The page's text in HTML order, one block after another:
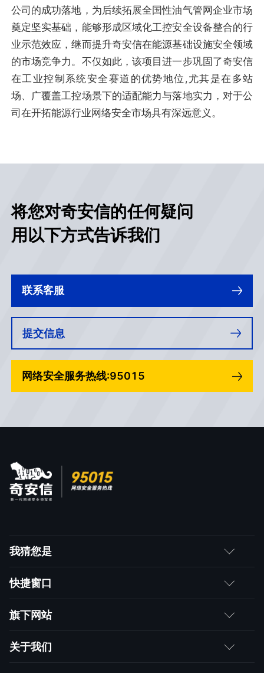
公司的成功落地，为后续拓展全国性油气管网企业市场
奠定坚实基础，能够形成区域化工控安全设备整合的行
业示范效应，继而提升奇安信在能源基础设施安全领域
的市场竞争力。不仅如此，该项目进一步巩固了奇安信
在工业控制系统安全赛道的优势地位,尤其是在多站
场、广覆盖工控场景下的适配能力与落地实力，对于公
司在开拓能源行业网络安全市场具有深远意义。
将您对奇安信的任何疑问
用以下方式告诉我们
联系客服
提交信息
网络安全服务热线:95015
我猜您是
客户
合作伙伴
求职者
快捷窗口
如何购买
产品注册与激活
旗下网站
网神
关于我们